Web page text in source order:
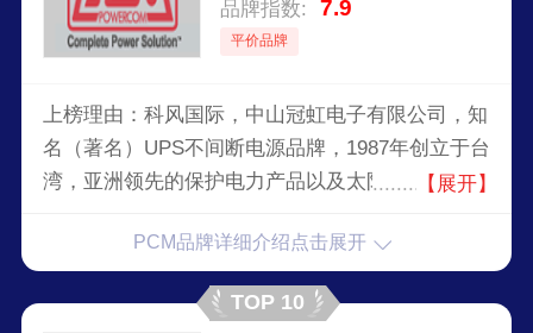
品牌指数: 7.9
平价品牌
上榜理由：科风国际，中山冠虹电子有限公司，知
名（著名）UPS不间断电源品牌，1987年创立于台
湾，亚洲领先的保护电力产品以及太阳能产品品
UPS企业。
【展开】
PCM品牌详细介绍点击展开
TOP 10